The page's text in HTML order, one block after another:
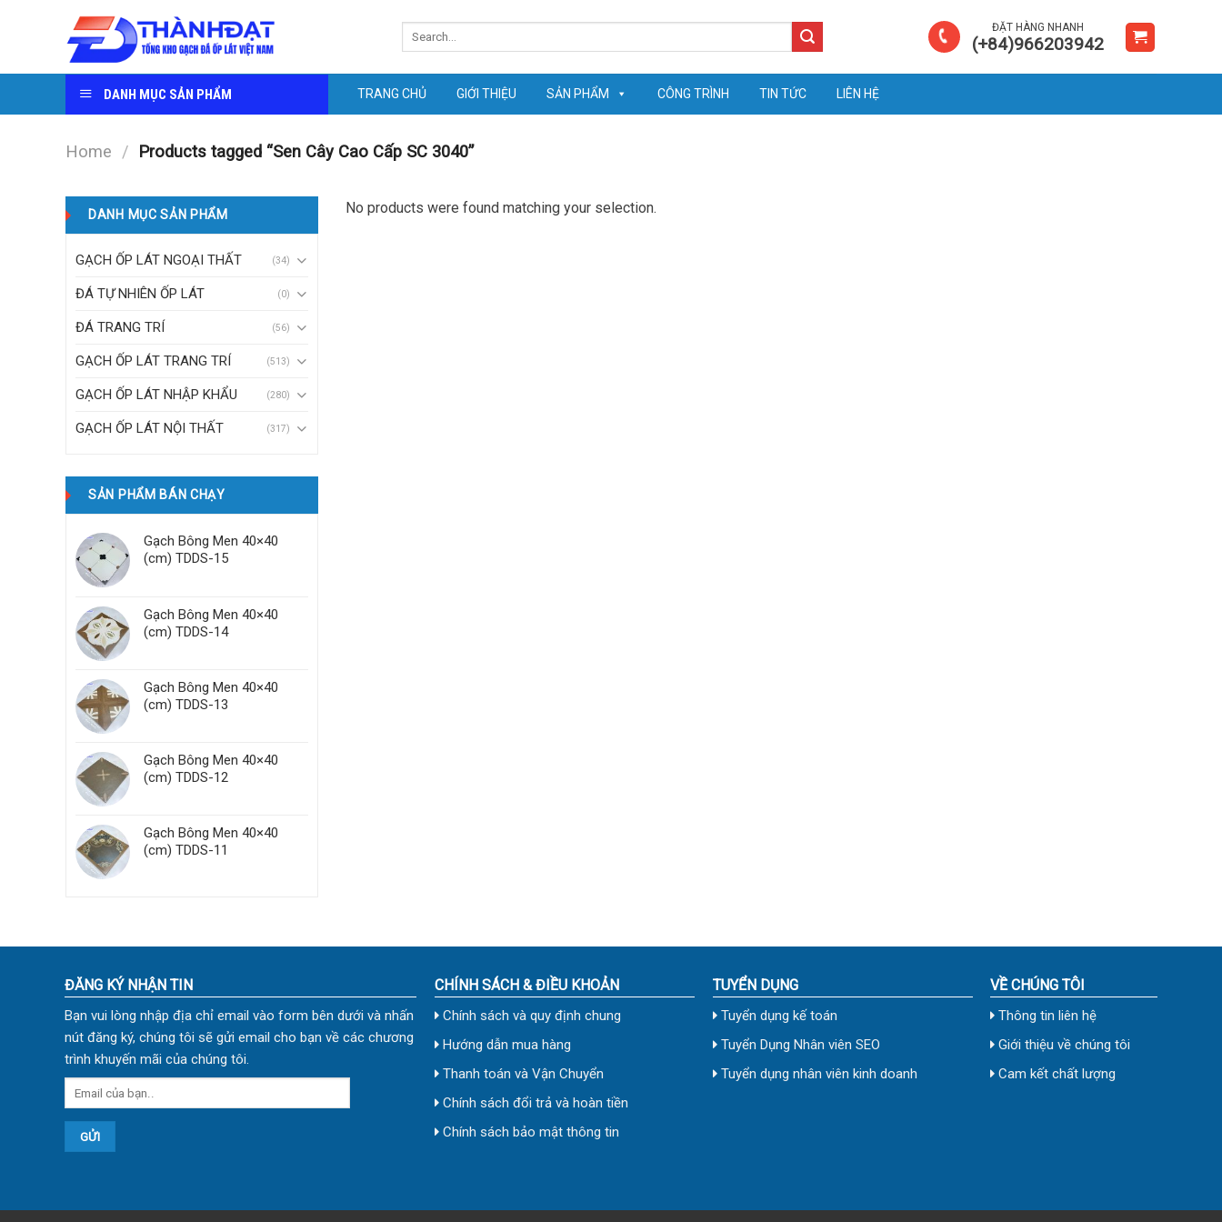
ĐẶT HÀNG NHANH
(+84)966203942
DANH MỤC SẢN PHẨM TRANG CHỦ GIỚI THIỆU SẢN PHẨM CÔNG TRÌNH TIN TỨC LIÊN HỆ
Home / Products tagged “Sen Cây Cao Cấp SC 3040”
DANH MỤC SẢN PHẨM
GẠCH ỐP LÁT NGOẠI THẤT (34)
ĐÁ TỰ NHIÊN ỐP LÁT (0)
ĐÁ TRANG TRÍ (56)
GẠCH ỐP LÁT TRANG TRÍ (513)
GẠCH ỐP LÁT NHẬP KHẨU (280)
GẠCH ỐP LÁT NỘI THẤT (317)
SẢN PHẨM BÁN CHẠY
Gạch Bông Men 40×40
(cm) TDDS-15
Gạch Bông Men 40×40
(cm) TDDS-14
Gạch Bông Men 40×40
(cm) TDDS-13
Gạch Bông Men 40×40
(cm) TDDS-12
Gạch Bông Men 40×40
(cm) TDDS-11
No products were found matching your selection.
ĐĂNG KÝ NHẬN TIN
Bạn vui lòng nhập địa chỉ email vào form bên dưới và nhấn
nút đăng ký, chúng tôi sẽ gửi email cho bạn về các chương
trình khuyến mãi của chúng tôi.
CHÍNH SÁCH & ĐIỀU KHOẢN
Chính sách và quy định chung
Hướng dẫn mua hàng
Thanh toán và Vận Chuyển
Chính sách đổi trả và hoàn tiền
Chính sách bảo mật thông tin
TUYỂN DỤNG
Tuyển dụng kế toán
Tuyển Dụng Nhân viên SEO
Tuyển dụng nhân viên kinh doanh
VỀ CHÚNG TÔI
Thông tin liên hệ
Giới thiệu về chúng tôi
Cam kết chất lượng